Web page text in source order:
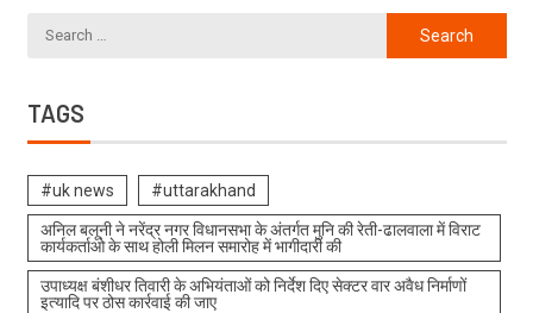
TAGS
#uk news #uttarakhand
अनिल बलूनी ने नरेंद्र नगर विधानसभा के अंतर्गत मुनि की रेती-ढालवाला में विराट
कार्यकर्ताओ के साथ होली मिलन समारोह में भागीदारी की
उपाध्यक्ष बंशीधर तिवारी के अभियंताओं को निर्देश दिए सेक्टर वार अवैध निर्माणों
इत्यादि पर ठोस कार्रवाई की जाए